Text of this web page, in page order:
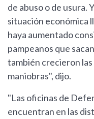
de abuso o de usura.
situación económica
haya aumentado
pampeanos que
también crecieron
maniobras", dijo.
"Las oficinas de
encuentran en las